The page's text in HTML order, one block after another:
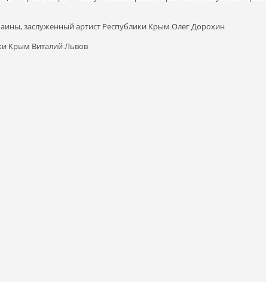
заслуженный артист Республики Крым Олег Дорохин
Крым Виталий Львов